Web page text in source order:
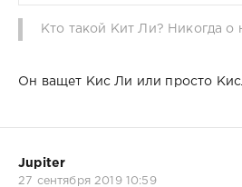
Кто такой Кит Ли? Никогда
Он ващет Кис Ли или просто
Jupiter
27 сентября 2019 10:59